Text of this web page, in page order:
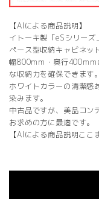
【AIによる商品説明】
イトーキ製「eSシリー
ペース型収納キャビネッ
幅800mm・奥行400mm
な収納力を確保できます。
ホワイトカラーの清潔感
染みます。
中古品ですが、美品コン
お求めの方に最適です。
【AIによる商品説明ここ